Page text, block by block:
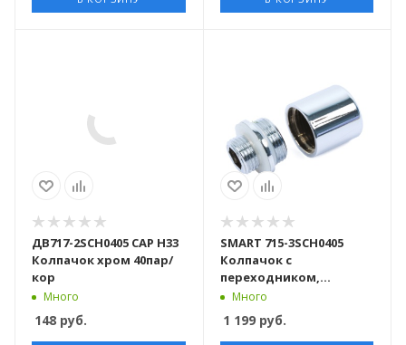
ДВ717-2SCH0405 СAP H33
Колпачок хром 40пар/
кор
Много
148 руб.
SMART 715-3SCH0405
Колпачок с
переходником,
наружная резьба 1/2"
40пар/кор
Много
1 199руб.